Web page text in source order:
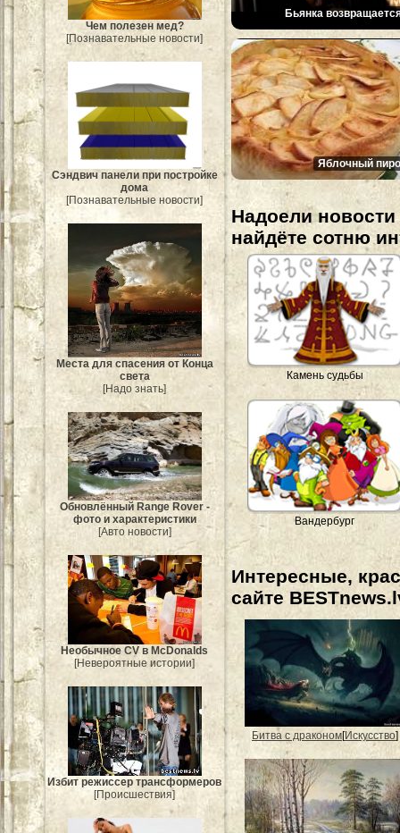
Чем полезен мед?
[Познавательные новости]
Сэндвич панели при постройке
дома
[Познавательные новости]
Места для спасения от Конца
света
[Надо знать]
Обновлённый Range Rover -
фото и характеристики
[Авто новости]
Необычное CV в McDonalds
[Невероятные истории]
Избит режиссер трансформеров
[Происшествия]
Бьянка
Яблочный
Надоели
найдёте сотню
Камень судьбы
Вандербург
Интересные,
сайте
Битва с драконом[Искусство]